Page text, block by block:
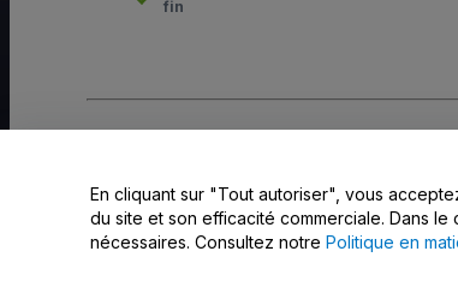
fin
Ne pas partager mes informations personnelles /
En cliquant sur "Tout autoriser", vous
du site et son efficacité commerciale. Dans
nécessaires. Consultez notre Politique en